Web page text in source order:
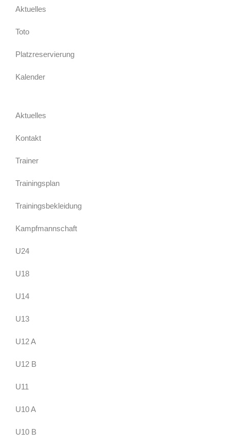
Aktuelles
Toto
Platzreservierung
Kalender
Aktuelles
Kontakt
Trainer
Trainingsplan
Trainingsbekleidung
Kampfmannschaft
U24
U18
U14
U13
U12 A
U12 B
U11
U10 A
U10 B